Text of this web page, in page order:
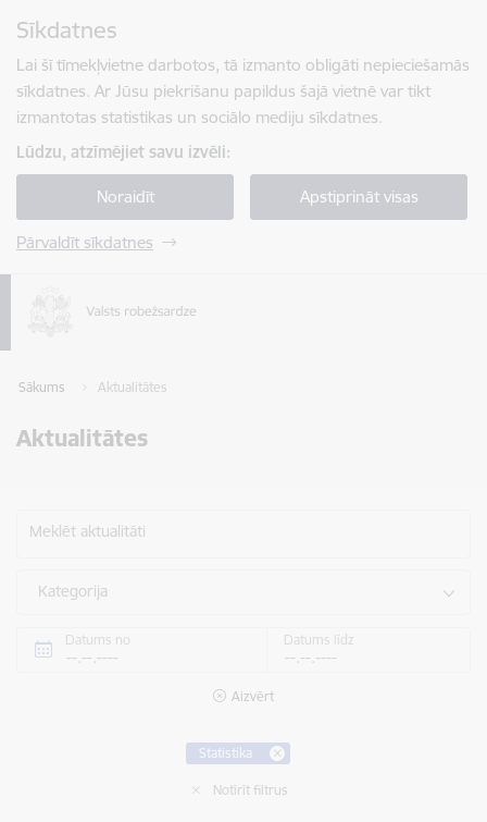
Sīkdatnes
Lai šī tīmekļvietne darbotos, tā izmanto obligāti nepieciešamās
sīkdatnes. Ar Jūsu piekrišanu papildus šajā vietnē var tikt
izmantotas statistikas un sociālo mediju sīkdatnes.
Lūdzu, atzīmējiet savu izvēli:
Noraidīt Apstiprināt visas
Pārvaldīt sīkdatnes
Sākums Aktualitātes
Aktualitātes
Meklēt aktualitāti
Kategorija
Datums no Datums līdz
Aizvērt
Statistika
Notīrīt filtrus